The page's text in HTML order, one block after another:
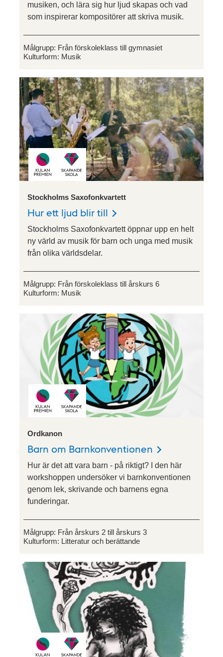
musiken, och lära sig hur ljud skapas och vad
som inspirerar kompositörer att skriva musik.
Målgrupp: Från förskoleklass till gymnasiet
Kulturform: Musik
Stockholms Saxofonkvartett
Hur ett ljud blir till
Stockholms Saxofonkvartett öppnar upp en helt
ny värld av musik för barn och unga med musik
från olika världsdelar.
Målgrupp: Från förskoleklass till årskurs 6
Kulturform: Musik
Ordkanon
Barn om Barnkonventionen
Hur är det att vara barn - på riktigt? I den här
workshoppen undersöker vi barnkonventionen
genom lek, skrivande och barnens egna
funderingar.
Målgrupp: Från årskurs 2 till årskurs 3
Kulturform: Litteratur och berättande